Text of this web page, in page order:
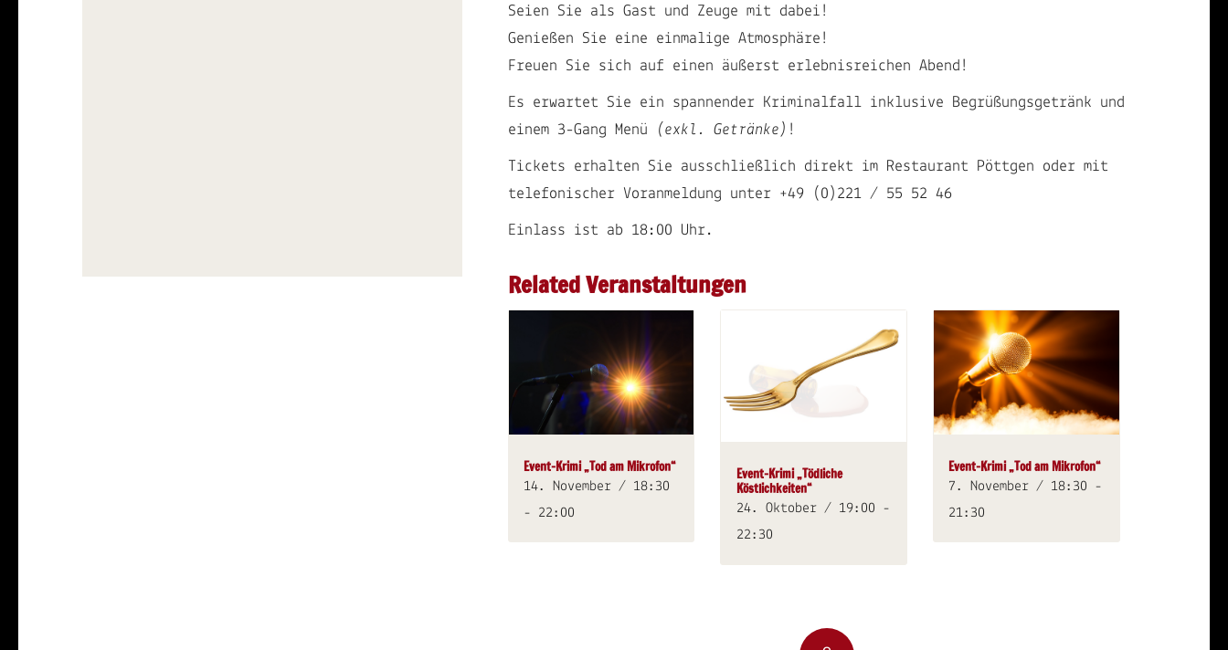
Seien Sie als Gast und Zeuge mit dabei!
Genießen Sie eine einmalige Atmosphäre!
Freuen Sie sich auf einen äußerst erlebnisreichen Abend!
Es erwartet Sie ein spannender Kriminalfall inklusive Begrüßungsgetränk und
einem 3-Gang Menü
(exkl. Getränke) !
Tickets erhalten Sie ausschließlich direkt im Restaurant Pöttgen oder mit
telefonischer Voranmeldung unter +49 (0)221 / 55 52 46
Einlass ist ab 18:00 Uhr.
Related Veranstaltungen
Event-Krimi „Tod am Mikrofon“
14. November / 18:30
- 22:00
Event-Krimi „Tödliche
Köstlichkeiten“
24. Oktober / 19:00 -
22:30
Event-Krimi „Tod am Mikrofon“
7. November / 18:30 -
21:30